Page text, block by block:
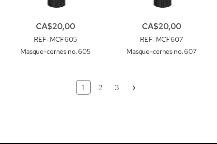
REF: MCF605
Masque-cernes no. 605
CA$20,00
REF: MCF607
Masque-cernes no. 607
CA$20,00
Page
Vous lisez actuellement la page
1 Page
2 Page
3 Page
Suivant